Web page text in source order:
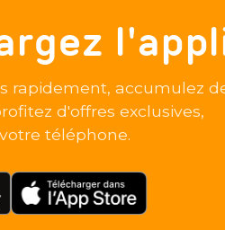
rapidement, accumulez
d'offres exclusives,
téléphone.